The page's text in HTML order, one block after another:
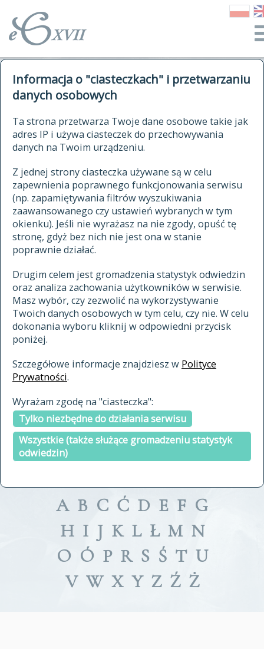
Informacja o "ciasteczkach" i przetwarzaniu
danych osobowych
Ta strona przetwarza Twoje dane osobowe takie jak
adres IP i używa ciasteczek do przechowywania
danych na Twoim urządzeniu.
Z jednej strony ciasteczka używane są w celu
zapewnienia poprawnego funkcjonowania serwisu
(np. zapamiętywania filtrów wyszukiwania
zaawansowanego czy ustawień wybranych w tym
okienku). Jeśli nie wyrażasz na nie zgody, opuść tę
stronę, gdyż bez nich nie jest ona w stanie
poprawnie działać.
Drugim celem jest gromadzenia statystyk odwiedzin
oraz analiza zachowania użytkowników w serwisie.
Masz wybór, czy zezwolić na wykorzystywanie
Twoich danych osobowych w tym celu, czy nie. W celu
dokonania wyboru kliknij w odpowiedni przycisk
poniżej.
Szczegółowe informacje znajdziesz w Polityce
Prywatności.
Wyrażam zgodę na "ciasteczka":
Tylko niezbędne do działania serwisu
Wszystkie (także służące gromadzeniu statystyk
odwiedzin)
autorzy Słownika
historia
publikacje
źródła
autorzy tekstów źródłowych
zasady opracowania
statystyki
najnowsze hasła
ostatnio zmodyfikowane hasła
materiały archiwalne
cytowanie
kontakt
kwerendy
jak cytować Słownik
ELEKTRONICZNY SŁOWNIK
JĘZYKA POLSKIEGO
XVII I XVIII WIEKU
znajdź hasła
zaczynające się od
indeksie
a fronte
a tergo
A B C Ć D E F G
H I J K L Ł M N
O Ó P R S Ś T U
V W X Y Z Ź Ż